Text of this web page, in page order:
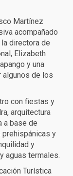
Martínez
acompañado
directora de
Elizabeth
y una
algunos de los
con fiestas y
arquitectura
a base de
prehispánicas y
y
aguas termales.
Turística